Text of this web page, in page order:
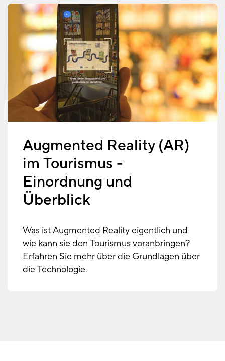
Augmented Reality (AR)
im Tourismus -
Einordnung und
Überblick
Was ist Augmented Reality eigentlich und
wie kann sie den Tourismus voranbringen?
Erfahren Sie mehr über die Grundlagen über
die Technologie.